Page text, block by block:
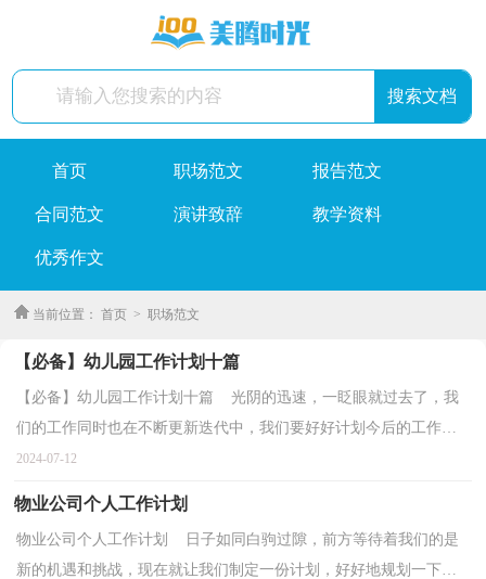
首页 职场范文 报告范文
合同范文 演讲致辞 教学资料
优秀作文
当前位置： 首页 > 职场范文
【必备】幼儿园工作计划十篇
【必备】幼儿园工作计划十篇 光阴的迅速，一眨眼就过去了，我
们的工作同时也在不断更新迭代中，我们要好好计划今后的工作方
法。相信许多人会觉得工作计划很难写吧，以下是小编为...
2024-07-12
物业公司个人工作计划
物业公司个人工作计划 日子如同白驹过隙，前方等待着我们的是
新的机遇和挑战，现在就让我们制定一份计划，好好地规划一下